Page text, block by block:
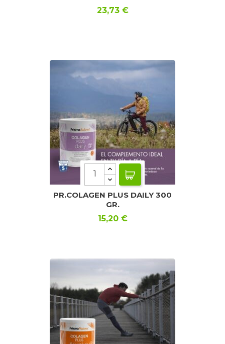
Precio
23,73 €
PR.COLAGEN PLUS DAILY 300
GR.
Precio
15,20 €